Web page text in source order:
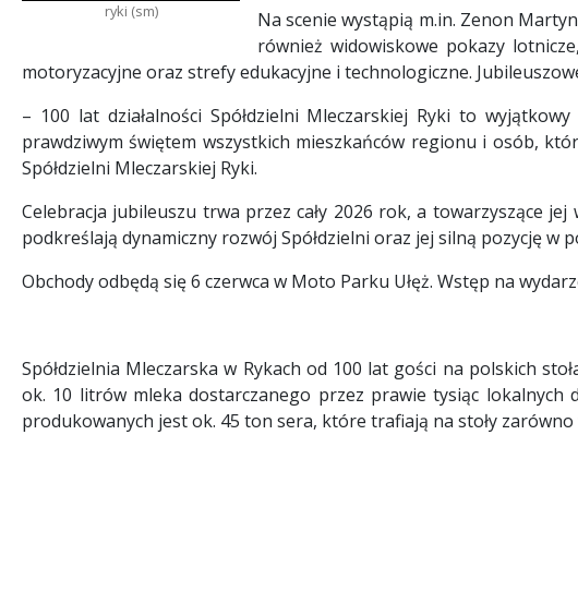
ryki (sm)
Na scenie wystąpią m.in. Zenon
również widowiskowe pokazy
motoryzacyjne oraz strefy edukacyjne i technologiczne.
– 100 lat działalności Spółdzielni Mleczarskiej Ryki to
prawdziwym świętem wszystkich mieszkańców regionu i osób,
Spółdzielni Mleczarskiej Ryki.
Celebracja jubileuszu trwa przez cały 2026 rok, a towarzyszące
podkreślają dynamiczny rozwój Spółdzielni oraz jej silną pozycję w
Obchody odbędą się 6 czerwca w Moto Parku Ułęż. Wstęp na
Spółdzielnia Mleczarska w Rykach od 100 lat gości na polskich
ok. 10 litrów mleka dostarczanego przez prawie tysiąc lokalnych
produkowanych jest ok. 45 ton sera, które trafiają na stoły zarówno